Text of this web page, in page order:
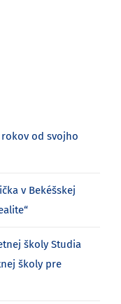
od svojho
v Bekéšskej
školy Studia
školy pre